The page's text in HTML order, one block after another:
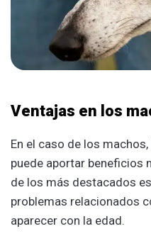
Ventajas en los
En el caso de los
puede aportar beneficios
de los más destacados
problemas relacionados
aparecer con la edad.